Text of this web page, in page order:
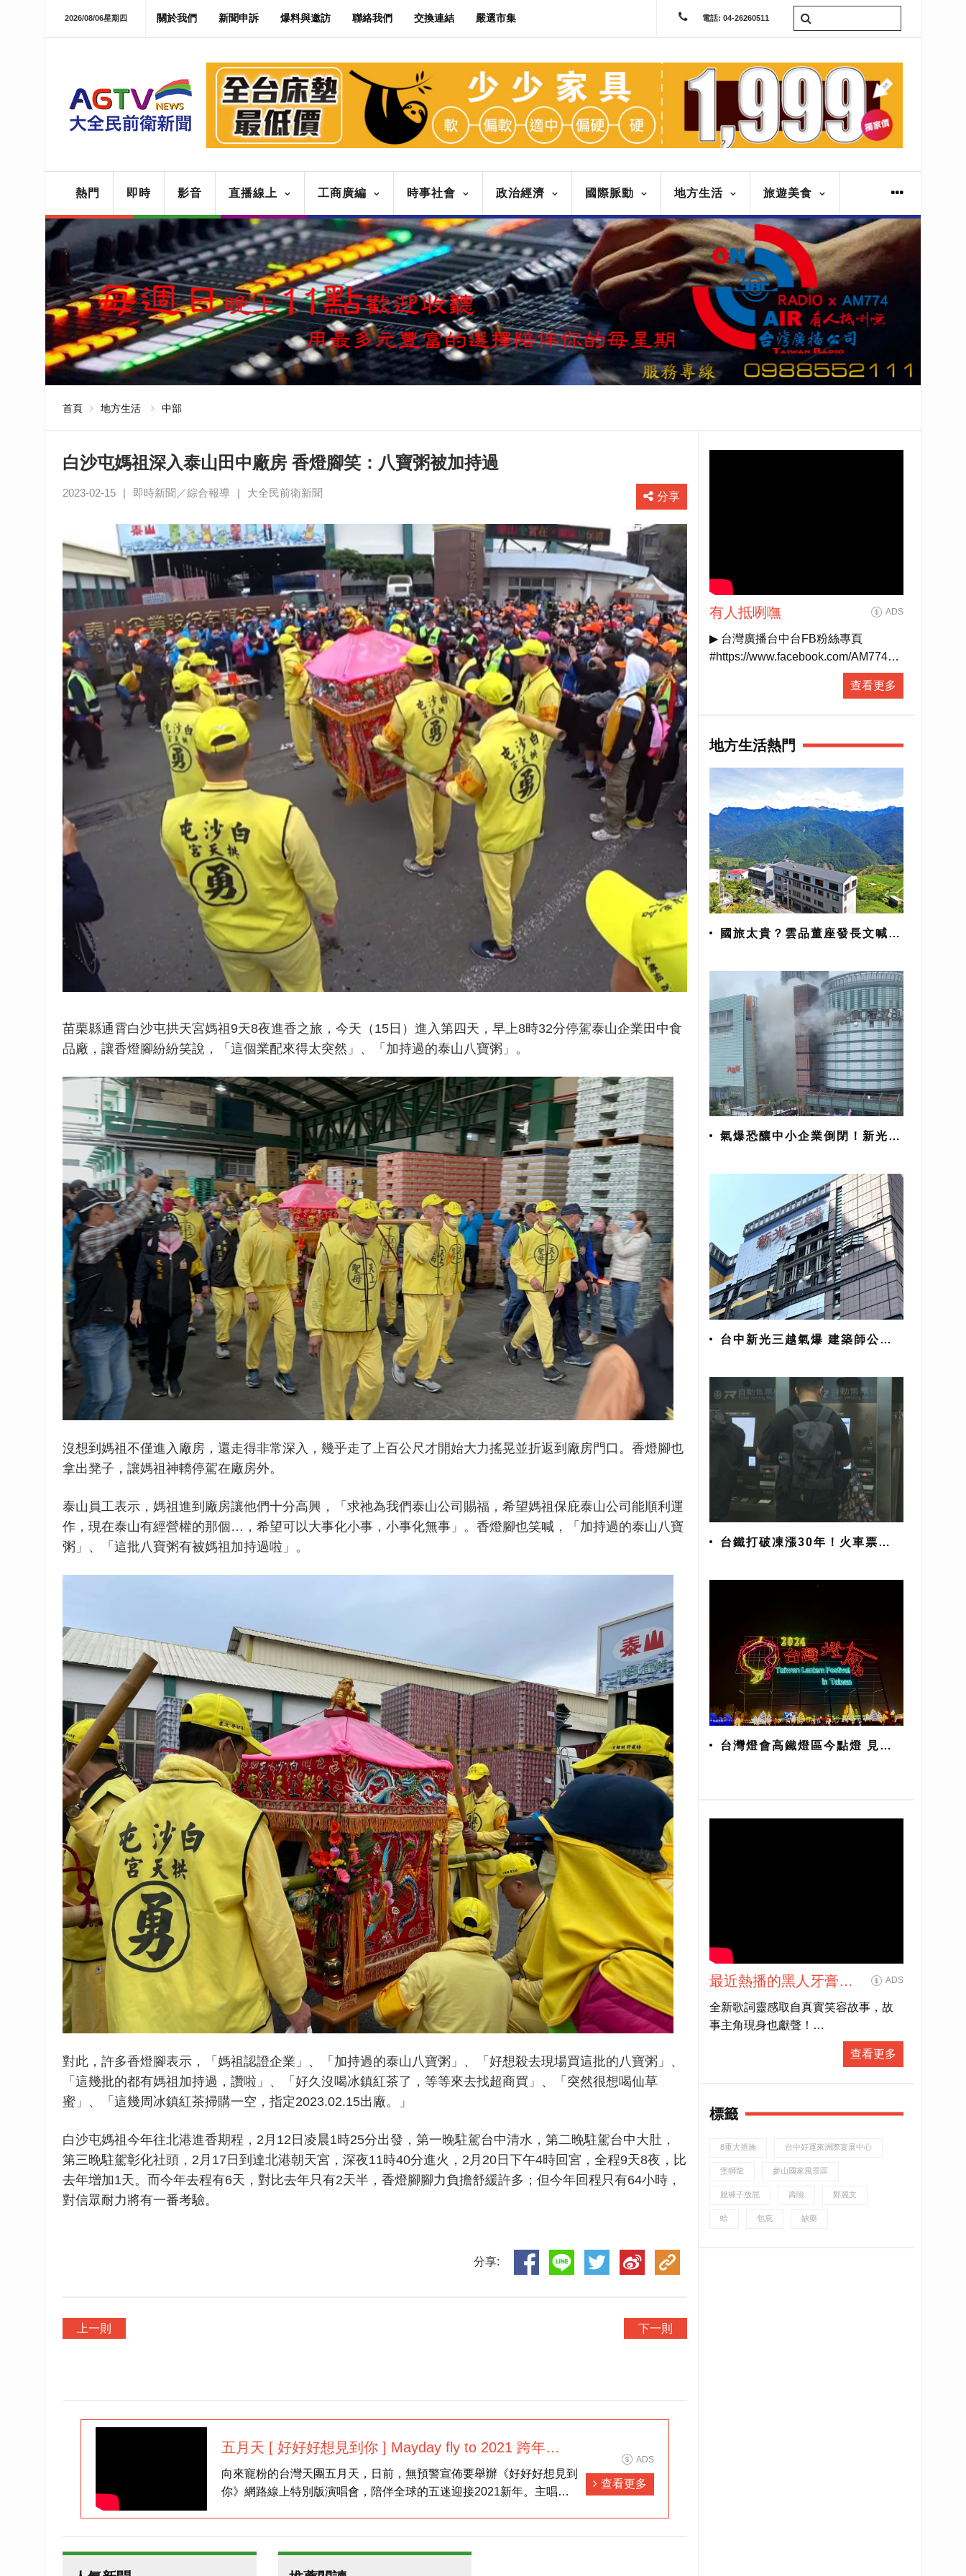
2026/08/06星期四 關於我們 新聞申訴 爆料與邀訪 聯絡我們 交換連結 嚴選市集 電話: 04-26260511
熱門 即時 影音 直播線上 工商廣編 時事社會 政治經濟 國際脈動 地方生活 旅遊美食
首頁 地方生活 中部
白沙屯媽祖深入泰山田中廠房 香燈腳笑：八寶粥被加持過
2023-02-15 | 即時新聞／綜合報導 | 大全民前衛新聞 分享
苗栗縣通霄白沙屯拱天宮媽祖9天8夜進香之旅，今天（15日）進入第四天，早上8時32分停駕泰山企業田中食
品廠，讓香燈腳紛紛笑說，「這個業配來得太突然」、「加持過的泰山八寶粥」。
沒想到媽祖不僅進入廠房，還走得非常深入，幾乎走了上百公尺才開始大力搖晃並折返到廠房門口。香燈腳也
拿出凳子，讓媽祖神轎停駕在廠房外。
泰山員工表示，媽祖進到廠房讓他們十分高興，「求祂為我們泰山公司賜福，希望媽祖保庇泰山公司能順利運
作，現在泰山有經營權的那個…，希望可以大事化小事，小事化無事」。香燈腳也笑喊，「加持過的泰山八寶
粥」、「這批八寶粥有被媽祖加持過啦」。
對此，許多香燈腳表示，「媽祖認證企業」、「加持過的泰山八寶粥」、「​好想殺去現場買這批的八寶粥」、
「這幾批的都有媽祖加持過，讚啦」、「好久沒喝冰鎮紅茶了，等等來去找超商買」、「突然很想喝仙草
蜜」、「這幾周冰鎮紅茶掃購一空，指定2023.02.15出廠。」
白沙屯媽祖今年往北港進香期程，2月12日凌晨1時25分出發，第一晚駐駕台中清水，第二晚駐駕台中大肚，
第三晚駐駕彰化社頭，2月17日到達北港朝天宮，深夜11時40分進火，2月20日下午4時回宮，全程9天8夜，比
去年增加1天。而今年去程有6天，對比去年只有2天半，香燈腳腳力負擔舒緩許多；但今年回程只有64小時，
對信眾耐力將有一番考驗。
分享:
上一則 下一則
五月天 [ 好好好想見到你 ] Mayday fly to 2021 跨年演
唱會
向來寵粉的台灣天團五月天，日前，無預警宣佈要舉辦《好好好想見到
你》網路線上特別版演唱會，陪伴全球的五迷迎接2021新年。主唱大
ADS
查看更多
有人抵咧嘸 ADS
▶ 台灣廣播台中台FB粉絲專頁
#https://www.facebook.com/AM774
#https://www.facebook.com/AnybodyHereA...
每週日晚上11點歡迎收聽台灣廣播
你的每星期。
#開啟直播小鈴鐺不漏掉最新消息
查看更多
地方生活熱門
國旅太貴？雲品董座發長文喊不
氣爆恐釀中小企業倒閉！新光三
台中新光三越氣爆 建築師公會
台鐵打破凍漲30年！火車票價
台灣燈會高鐵燈區今點燈 見證
最近熱播的黑人牙膏廣
告可見男主角盧廣仲唱
唱跳跳，身上的花襯衫
也跟著搶鏡，細看襯衫
上不是花草植物圖案，
ADS
全新歌詞靈感取自真實笑容故事，故
事主角現身也獻聲！
笑容小隊長 @盧廣仲 領軍，用音樂＋
黑人牙膏為你貼心獻禮，萬元iPad週
4/25-6/2期間買黑人牙膏牙刷任一商品
前往登錄發票即可參加
查看更多
標籤
8重大措施 台中好運來洲際宴展中心
堡獅龍 參山國家風景區
脫褲子放屁 壽險 鄭麗文
蛤 包庇 缺藥